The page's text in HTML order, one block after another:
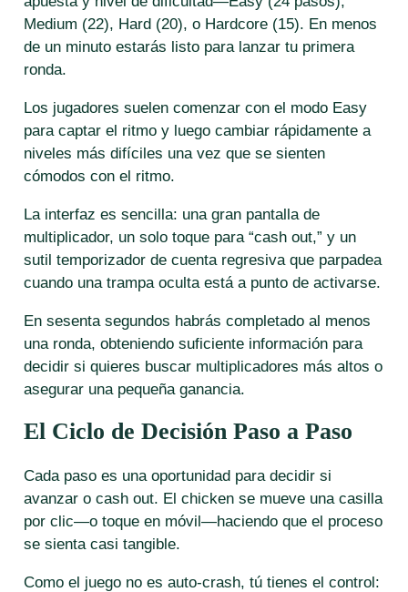
Medium (22), Hard (20), o Hardcore (15). En menos
de un minuto estarás listo para lanzar tu primera
ronda.
Los jugadores suelen comenzar con el modo Easy
para captar el ritmo y luego cambiar rápidamente a
niveles más difíciles una vez que se sienten
cómodos con el ritmo.
La interfaz es sencilla: una gran pantalla de
multiplicador, un solo toque para “cash out,” y un
sutil temporizador de cuenta regresiva que parpadea
cuando una trampa oculta está a punto de activarse.
En sesenta segundos habrás completado al menos
una ronda, obteniendo suficiente información para
decidir si quieres buscar multiplicadores más altos o
asegurar una pequeña ganancia.
El Ciclo de Decisión Paso a Paso
Cada paso es una oportunidad para decidir si
avanzar o cash out. El chicken se mueve una casilla
por clic—o toque en móvil—haciendo que el proceso
se sienta casi tangible.
Como el juego no es auto‑crash, tú tienes el control: